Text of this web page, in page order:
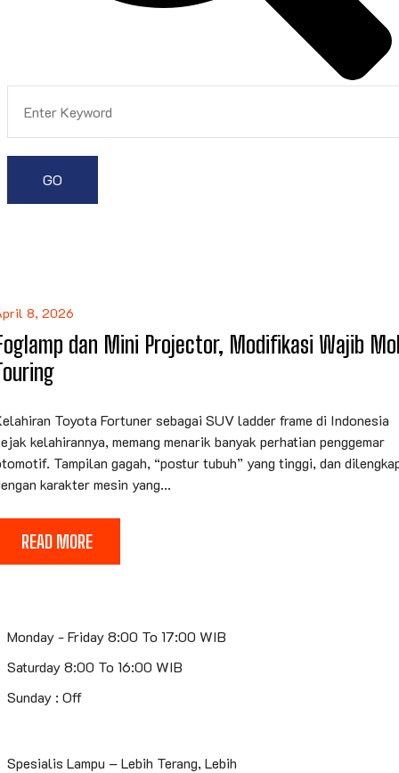
8, 2026
dan Mini Projector, Modifikasi Wajib
Toyota Fortuner sebagai SUV ladder frame di Indonesia
kelahirannya, memang menarik banyak perhatian penggemar
Tampilan gagah, “postur tubuh” yang tinggi, dan
karakter mesin yang...
READ MORE
Monday - Friday 8:00 To 17:00 WIB
Saturday 8:00 To 16:00 WIB
Sunday : Off
Spesialis Lampu – Lebih Terang, Lebih